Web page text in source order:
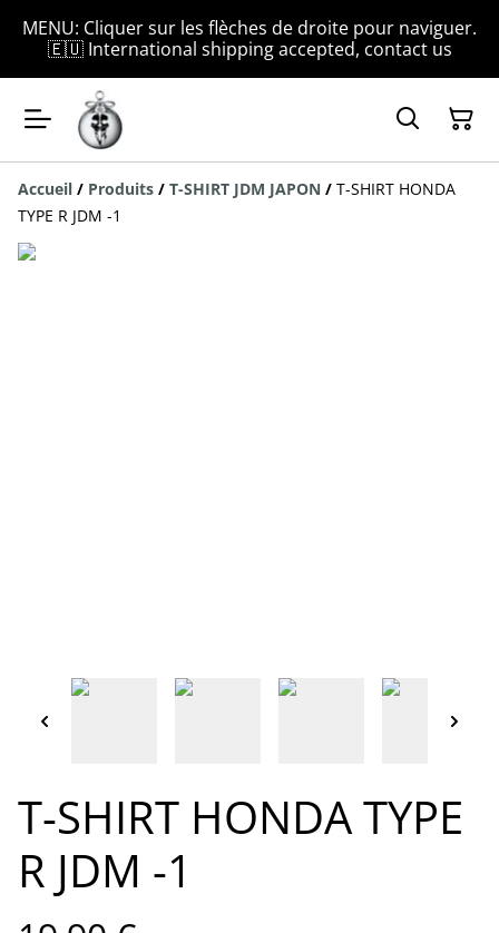
MENU: Cliquer sur les flèches de droite pour naviguer.
🇪🇺 International shipping accepted, contact us
Accueil / Produits / T-SHIRT JDM JAPON / T-SHIRT HONDA
TYPE R JDM -1
T-SHIRT HONDA TYPE
R JDM -1